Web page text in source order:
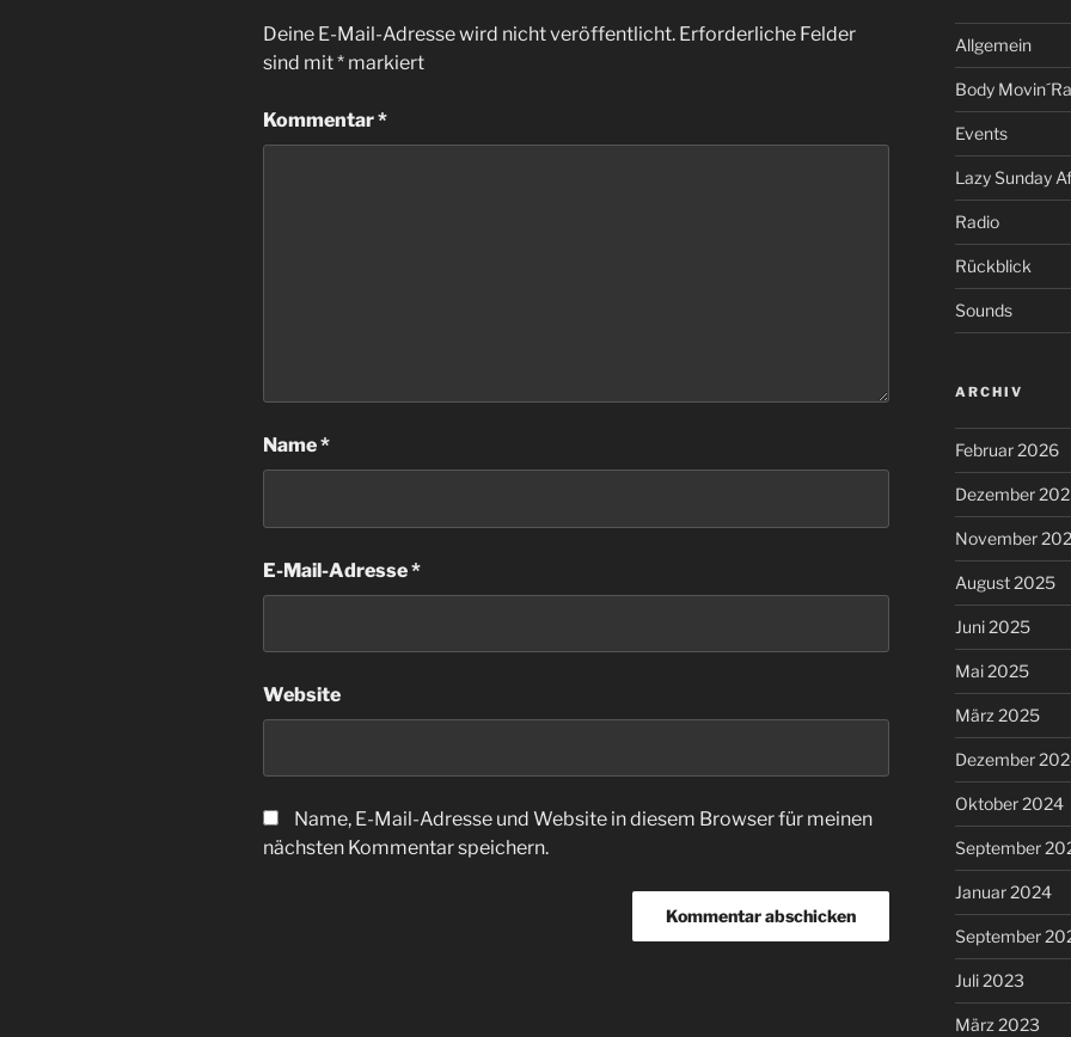
Deine E-Mail-Adresse wird nicht veröffentlicht. Erforderliche Felder
sind mit* markiert
Kommentar*
Name*
E-Mail-Adresse*
Website
Name, E-Mail-Adresse und Website in diesem Browser für meinen
nächsten Kommentar speichern.
Allgemein
Body
Events
Lazy Sunday
Radio
Rückblick
Sounds
ARCHIV
Februar 2026
Dezember
November
August 2025
Juni 2025
Mai 2025
März 2025
Dezember
Oktober 2024
September
Januar 2024
September
Juli 2023
März 2023